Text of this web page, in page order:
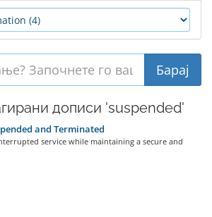
дописи 'suspended'
and Terminated
service while maintaining a secure and